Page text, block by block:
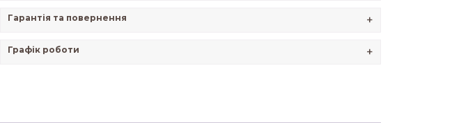
Гарантія та повернення +
Графік роботи +